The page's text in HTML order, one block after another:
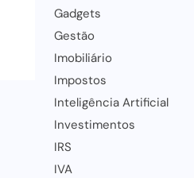
Gadgets
Gestão
Imobiliário
Impostos
Inteligência Artificial
Investimentos
IRS
IVA